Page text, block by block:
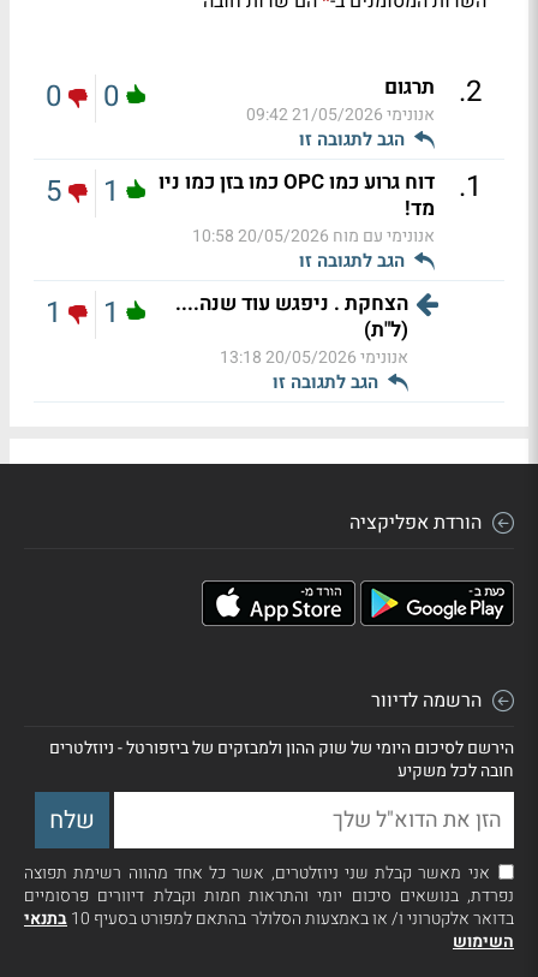
2
. תרגום
אנונימי21/05/2026 09:42
הגב לתגובה זו
0
0
1
.
דוח גרוע כמו OPC כמו בזן כמו ניו
מד!
אנונימי עם מוח 20/05/2026 10:58
הגב לתגובה זו
1
5
הצחקת . ניפגש עוד שנה....
(ל"ת)
אנונימי20/05/2026 13:18
הגב לתגובה זו
1
1
הורדת אפליקציה
הרשמה לדיוור
הירשם לסיכום היומי של שוק ההון ולמבזקים של ביזפורטל - ניוזלטרים
חובה לכל משקיע
אני מאשר קבלת שני ניוזלטרים, אשר כל אחד מהווה רשימת תפוצה
נפרדת, בנושאים סיכום יומי והתראות חמות וקבלת דיוורים פרסומיים
בדואר אלקטרוני ו/ או באמצעות הסלולר בהתאם למפורט בסעיף 10
בתנאי
השימוש